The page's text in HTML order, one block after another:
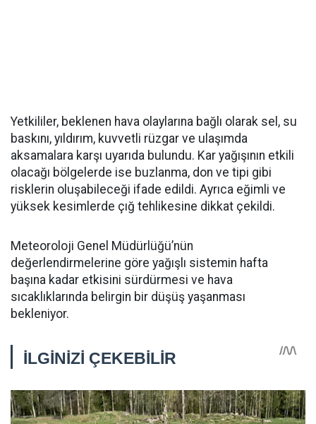
Yetkililer, beklenen hava olaylarına bağlı olarak sel, su
baskını, yıldırım, kuvvetli rüzgar ve ulaşımda
aksamalara karşı uyarıda bulundu. Kar yağışının etkili
olacağı bölgelerde ise buzlanma, don ve tipi gibi
risklerin oluşabileceği ifade edildi. Ayrıca eğimli ve
yüksek kesimlerde çığ tehlikesine dikkat çekildi.
Meteoroloji Genel Müdürlüğü’nün
değerlendirmelerine göre yağışlı sistemin hafta
başına kadar etkisini sürdürmesi ve hava
sıcaklıklarında belirgin bir düşüş yaşanması
bekleniyor.